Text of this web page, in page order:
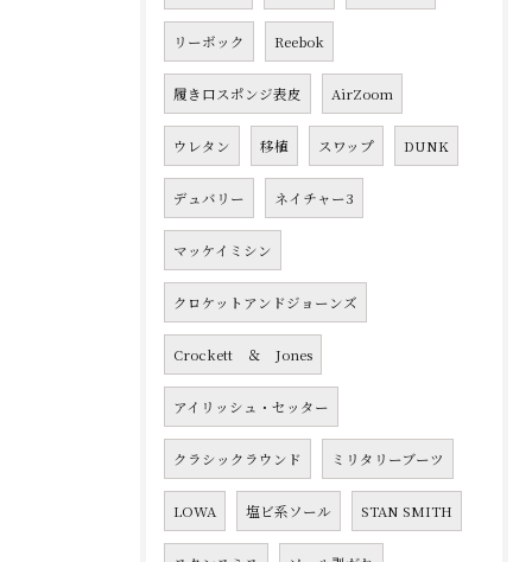
リーボック Reebok
履き口スポンジ表皮 AirZoom
ウレタン 移植 スワップ DUNK
デュバリー ネイチャー3
マッケイミシン
クロケットアンドジョーンズ
Crockett ＆ Jones
アイリッシュ・セッター
クラシックラウンド ミリタリーブーツ
LOWA 塩ビ系ソール STAN SMITH